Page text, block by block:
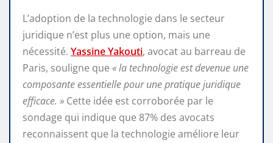
L’adoption de la technologie dans le secteur
juridique n’est plus une option, mais une
nécessité. Yassine Yakouti, avocat au barreau de
Paris, souligne que « la technologie est devenue une
composante essentielle pour une pratique juridique
efficace. » Cette idée est corroborée par le
sondage qui indique que 87% des avocats
reconnaissent que la technologie améliore leur